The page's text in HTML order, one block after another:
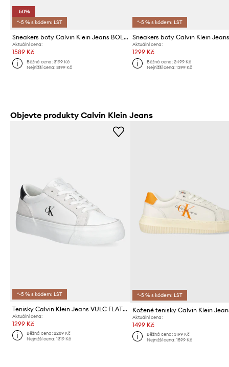
-50%
*-5 % s kódem: LST
Sneakers boty Calvin Klein Jeans BOLD FLATF LOW LACEUP MIX NBS
Aktuální cena:
1589 Kč
Běžná cena:3199 Kč
Nejnižší cena:3199 Kč
*-5 % s kódem: LST
Aktuální cena:
1299 Kč
Běžná cena: 2499 Kč
Nejnižší cena: 1399 Kč
Objevte produkty Calvin Klein Jeans
*-5 % s kódem: LST
Tenisky Calvin Klein Jeans VULC FLATFORM MG NYLON MIX
Aktuální cena:
1299 Kč
Běžná cena:2289 Kč
Nejnižší cena:1319 Kč
*-5 % s kódem: LST
Aktuální cena:
1499 Kč
Běžná cena: 3199 Kč
Nejnižší cena: 1599 Kč